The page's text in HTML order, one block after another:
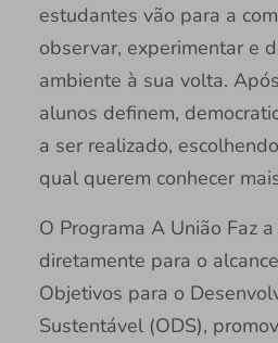
estudantes vão para a
observar, experimentar e
ambiente à sua volta.
alunos definem,
a ser realizado,
qual querem conhecer
O Programa A União Faz
diretamente para o
Objetivos para o
Sustentável (ODS),